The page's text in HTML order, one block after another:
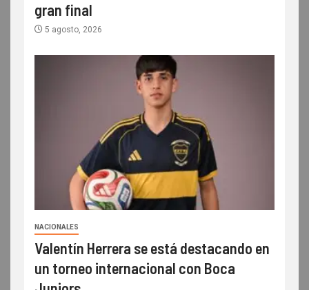
gran final
5 agosto, 2026
NACIONALES
Valentín Herrera se está destacando en
un torneo internacional con Boca